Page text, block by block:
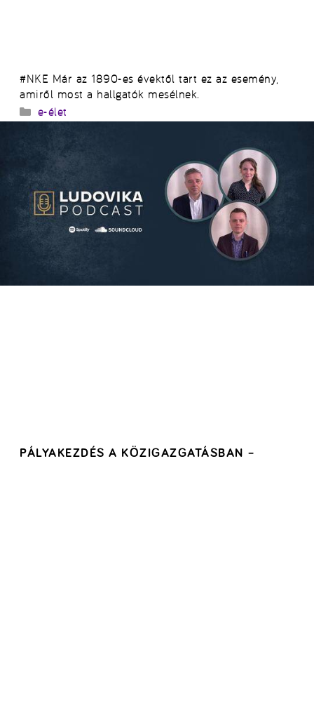
#NKE Már az 1890-es évektől tart ez az esemény,
amiről most a hallgatók mesélnek.
Kategória
e-élet
PÁLYAKEZDÉS A KÖZIGAZGATÁSBAN –